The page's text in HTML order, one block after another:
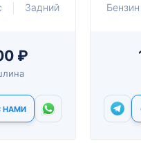
Задний
₽
НАМИ
Бензин